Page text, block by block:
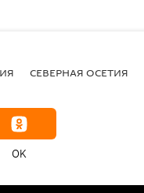
СЕВЕРНАЯ ОСЕТИЯ
OK